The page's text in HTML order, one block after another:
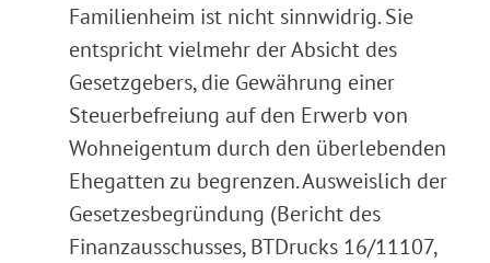
Familienheim ist nicht sinnwidrig. Sie
entspricht vielmehr der Absicht des
Gesetzgebers, die Gewährung einer
Steuerbefreiung auf den Erwerb von
Wohneigentum durch den überlebenden
Ehegatten zu begrenzen. Ausweislich der
Gesetzesbegründung (Bericht des
Finanzausschusses, BTDrucks 16/11107,